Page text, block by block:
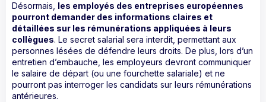
Désormais, les employés des entreprises européennes
pourront demander des informations claires et
détaillées sur les rémunérations appliquées à leurs
collègues. Le secret salarial sera interdit, permettant aux
personnes lésées de défendre leurs droits. De plus, lors d’un
entretien d’embauche, les employeurs devront communiquer
le salaire de départ (ou une fourchette salariale) et ne
pourront pas interroger les candidats sur leurs rémunérations
antérieures.